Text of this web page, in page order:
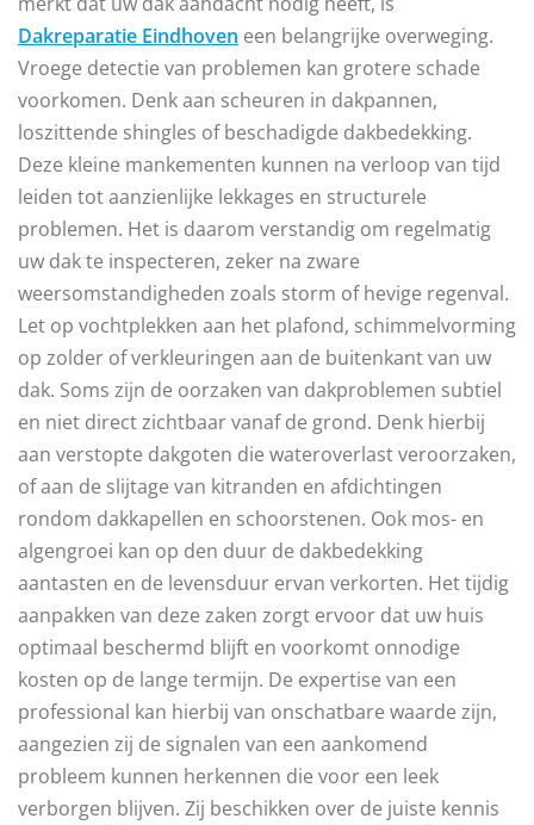
Dakreparatie Eindhoven een belangrijke overweging.
Vroege detectie van problemen kan grotere schade
voorkomen. Denk aan scheuren in dakpannen,
loszittende shingles of beschadigde dakbedekking.
Deze kleine mankementen kunnen na verloop van tijd
leiden tot aanzienlijke lekkages en structurele
problemen. Het is daarom verstandig om regelmatig
uw dak te inspecteren, zeker na zware
weersomstandigheden zoals storm of hevige regenval.
Let op vochtplekken aan het plafond, schimmelvorming
op zolder of verkleuringen aan de buitenkant van uw
dak. Soms zijn de oorzaken van dakproblemen subtiel
en niet direct zichtbaar vanaf de grond. Denk hierbij
aan verstopte dakgoten die wateroverlast veroorzaken,
of aan de slijtage van kitranden en afdichtingen
rondom dakkapellen en schoorstenen. Ook mos- en
algengroei kan op den duur de dakbedekking
aantasten en de levensduur ervan verkorten. Het tijdig
aanpakken van deze zaken zorgt ervoor dat uw huis
optimaal beschermd blijft en voorkomt onnodige
kosten op de lange termijn. De expertise van een
professional kan hierbij van onschatbare waarde zijn,
aangezien zij de signalen van een aankomend
probleem kunnen herkennen die voor een leek
verborgen blijven. Zij beschikken over de juiste kennis